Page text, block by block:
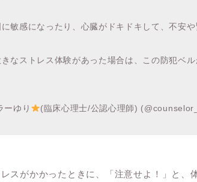
敏感になったり、心臓がドキドキして、不安や
きなストレス体験があった場合は、この防犯ベ
ゆり (臨床心理士/公認心理師)
スがかかったときに、「注意せよ！」と、